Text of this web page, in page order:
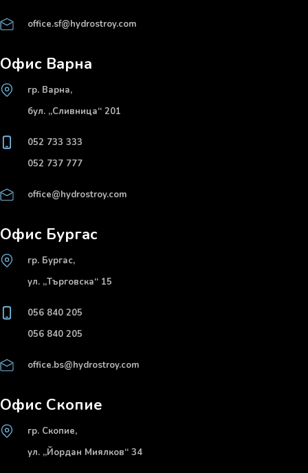
office.sf@hydrostroy.com
Офис Варна
гр. Варна,
бул. „Сливница“ 201
052 733 333
052 737 777
office@hydrostroy.com
Офис Бургас
гр. Бургас,
ул. „Търговска“ 15
056 840 205
056 840 205
office.bs@hydrostroy.com
Офис Скопие
гр. Скопие,
ул. „Йордан Миялков“ 34